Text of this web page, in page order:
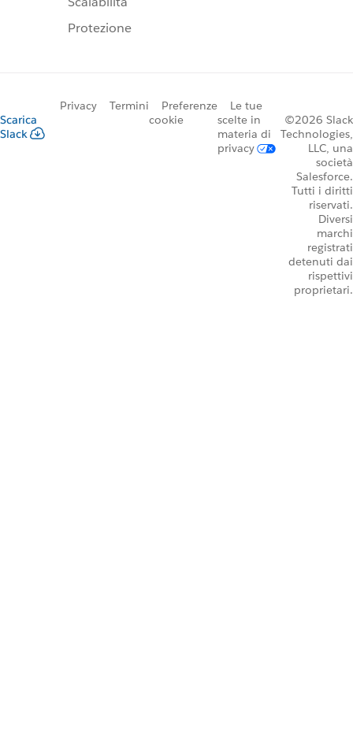
Protezione
Scarica
Slack
Privacy Termini
Preferenze
cookie
Le tue
scelte in
materia di
privacy
©2026 Slack
Technologies,
LLC, una
società
Salesforce.
Tutti i diritti
riservati.
Diversi
marchi
registrati
detenuti dai
rispettivi
proprietari.